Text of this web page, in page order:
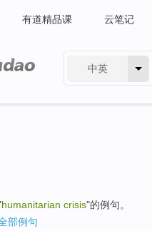
有道精品课 云笔记
中英
humanitarian crisis"的例句。
部例句